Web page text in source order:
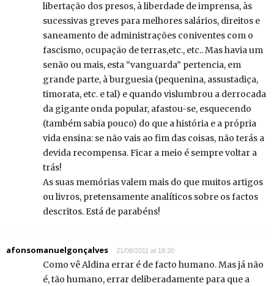
libertação dos presos, à liberdade de imprensa, às
sucessivas greves para melhores salários, direitos e
saneamento de administrações coniventes com o
fascismo, ocupação de terras,etc., etc.. Mas havia um
senão ou mais, esta “vanguarda” pertencia, em
grande parte, à burguesia (pequenina, assustadiça,
timorata, etc. e tal) e quando vislumbrou a derrocada
da gigante onda popular, afastou-se, esquecendo
(também sabia pouco) do que a história e a própria
vida ensina: se não vais ao fim das coisas, não terás a
devida recompensa. Ficar a meio é sempre voltar a
trás!
As suas memórias valem mais do que muitos artigos
ou livros, pretensamente analíticos sobre os factos
descritos. Está de parabéns!
afonsomanuelgonçalves 21/08/2011 at 18:20
Como vê Aldina errar é de facto humano. Mas já não
é, tão humano, errar deliberadamente para que a